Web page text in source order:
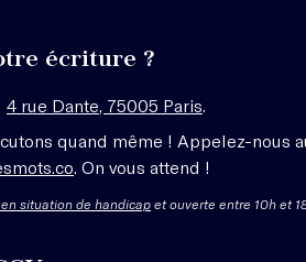
écriture ?
4 rue Dante, 75005 Paris.
quand même ! Appelez-nous
. On vous attend !
situation de handicap et ouverte entre 10h et